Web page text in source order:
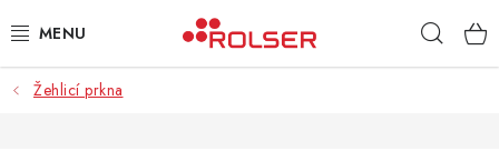
na
TAŠKY NA KOLEČKÁCH
Žehlicí prkna